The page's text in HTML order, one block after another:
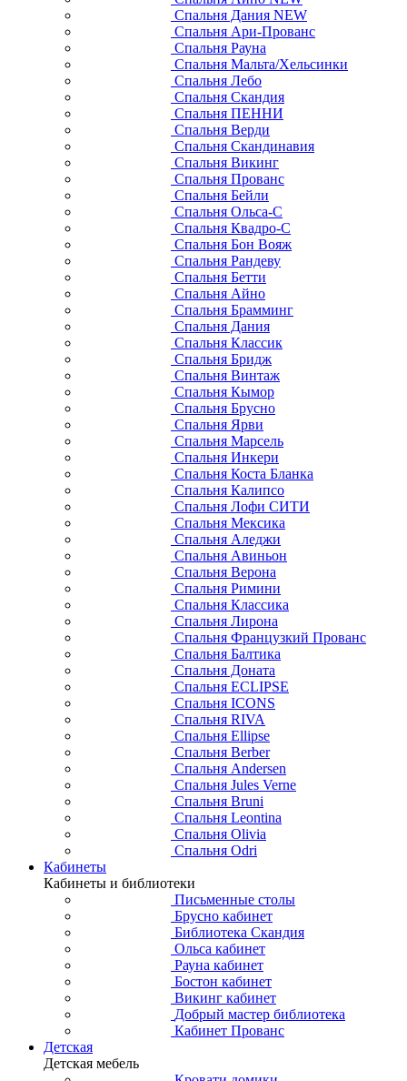
Спальня Дания NEW
Спальня Ари-Прованс
Спальня Рауна
Спальня Мальта/Хельсинки
Спальня Лебо
Спальня Скандия
Спальня ПЕННИ
Спальня Верди
Спальня Скандинавия
Спальня Викинг
Спальня Прованс
Спальня Бейли
Спальня Ольса-С
Спальня Квадро-С
Спальня Бон Вояж
Спальня Рандеву
Спальня Бетти
Спальня Айно
Спальня Брамминг
Спальня Дания
Спальня Классик
Спальня Бридж
Спальня Винтаж
Спальня Кымор
Спальня Брусно
Спальня Ярви
Спальня Марсель
Спальня Инкери
Спальня Коста Бланка
Спальня Калипсо
Спальня Лофи СИТИ
Спальня Мексика
Спальня Аледжи
Спальня Авиньон
Спальня Верона
Спальня Римини
Спальня Классика
Спальня Лирона
Спальня Французкий Прованс
Спальня Балтика
Спальня Доната
Спальня ECLIPSE
Спальня ICONS
Спальня RIVA
Спальня Ellipse
Спальня Berber
Спальня Andersen
Спальня Jules Verne
Спальня Bruni
Спальня Leontina
Спальня Olivia
Спальня Odri
Кабинеты
Кабинеты и библиотеки
Письменные столы
Брусно кабинет
Библиотека Скандия
Ольса кабинет
Рауна кабинет
Бостон кабинет
Викинг кабинет
Добрый мастер библиотека
Кабинет Прованс
Детская
Детская мебель